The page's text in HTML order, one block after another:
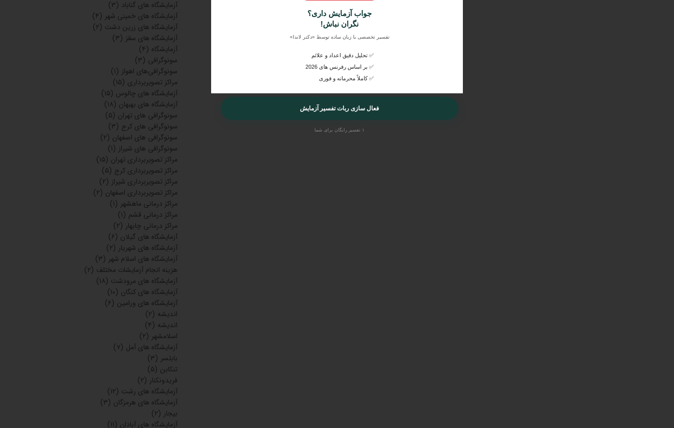
آزمایشگاه های گناباد (۳)
آزمایشگاه های خمینی شهر (۴)
آزمایشگاه های زرین دشت (۲)
آزمایشگاه های سقز (۳)
آزمایشگاه (۴)
سونوگرافی (۳)
سونوگرافی‌های اهواز (۱)
مراکز تصویربرداری (۱۵)
آزمایشگاه های چالوس (۱۵)
آزمایشگاه های بهبهان (۱۸)
سونوگرافی های تهران (۵)
سونوگرافی های کرج (۳)
سونوگرافی های اصفهان (۲)
سونوگرافی های شیراز (۱)
مراکز تصویربرداری تهران (۱۵)
مراکز تصویربرداری کرج (۵)
مراکز تصویربرداری شیراز (۲)
مراکز تصویربرداری اصفهان (۲)
مراکز درمانی ماهشهر (۱)
مراکز درمانی قشم (۱)
مراکز درمانی چابهار (۲)
آزمایشگاه های گیلان (۶)
آزمایشگاه های شهریار (۲)
آزمایشگاه های اسلام شهر (۳)
هزینه انجام آزمایشات مختلف (۲)
آزمایشگاه های مرودشت (۱۸)
آزمایشگاه های کنگان (۱۰)
آزمایشگاه های ورامین (۶)
اندیشه (۲)
اندیشه (۴)
اسلامشهر (۲)
آزمایشگاه های آمل (۷)
بابلسر (۳)
تنکابن (۵)
فریدونکنار (۲)
آزمایشگاه های رشت (۱۲)
آزمایشگاه های هرمزگان (۳)
بیجار (۲)
آزمایشگاه های آبادان (۱۱)
جواب آزمایش داری؟
نگران نباش!
تفسیر تخصصی با زبان ساده توسط «دکتر لاندا»
✅ تحلیل دقیق اعداد و علائم
✅ بر اساس رفرنس های 2026
✅ کاملاً محرمانه و فوری
فعال سازی ربات تفسیر آزمایش
۱ تفسیر رایگان برای شما